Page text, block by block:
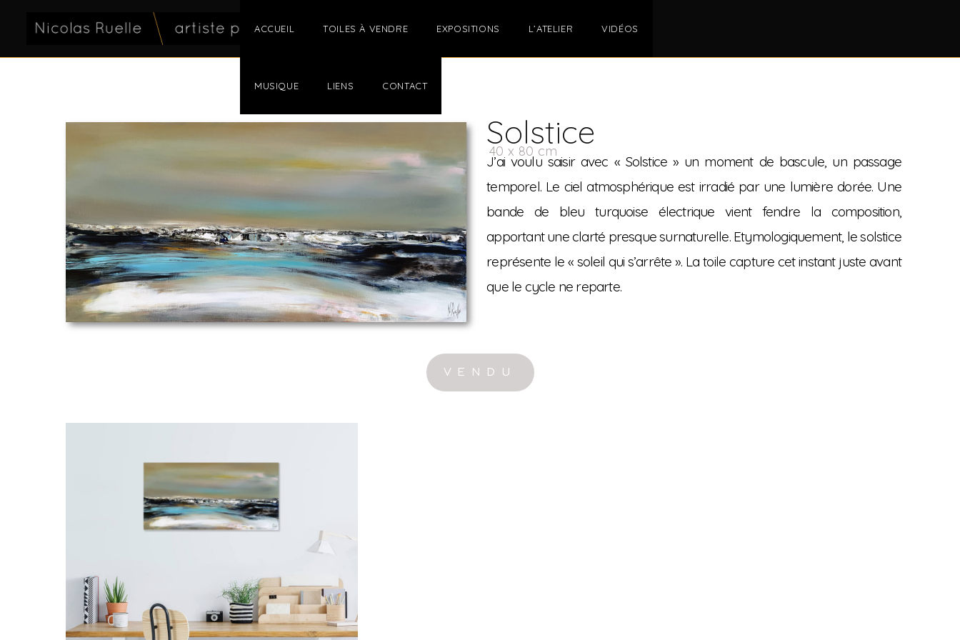
ACCUEIL TOILES À VENDRE EXPOSITIONS L’ATELIER VIDÉOS
MUSIQUE LIENS CONTACT
Solstice
40 x 80 cm
J’ai voulu saisir avec « Solstice » un moment de bascule, un passage
temporel. Le ciel atmosphérique est irradié par une lumière dorée. Une
bande de bleu turquoise électrique vient fendre la composition,
apportant une clarté presque surnaturelle. Etymologiquement, le solstice
représente le « soleil qui s’arrête ». La toile capture cet instant juste avant
que le cycle ne reparte.
VENDU